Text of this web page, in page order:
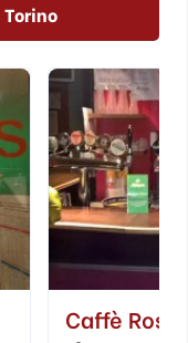
Torino
Caffè